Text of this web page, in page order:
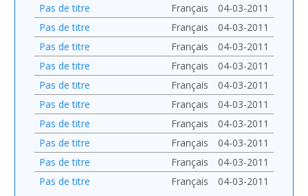
Pas de titre
Français
04-03-2011
Pas de titre
Français
04-03-2011
Pas de titre
Français
04-03-2011
Pas de titre
Français
04-03-2011
Pas de titre
Français
04-03-2011
Pas de titre
Français
04-03-2011
Pas de titre
Français
04-03-2011
Pas de titre
Français
04-03-2011
Pas de titre
Français
04-03-2011
Pas de titre
Français 04-03-2011